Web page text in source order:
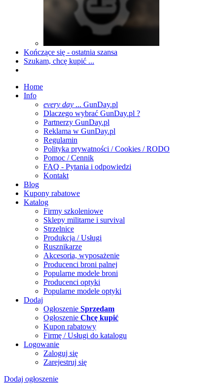
Kończące się - ostatnia szansa
Szukam, chcę kupić ...
Home
Info
every day ... GunDay.pl
Dlaczego wybrać GunDay.pl ?
Partnerzy GunDay.pl
Reklama w GunDay.pl
Regulamin
Polityka prywatności / Cookies / RODO
Pomoc / Cennik
FAQ - Pytania i odpowiedzi
Kontakt
Blog
Kupony rabatowe
Katalog
Firmy szkoleniowe
Sklepy militarne i survival
Strzelnice
Produkcja / Usługi
Rusznikarze
Akcesoria, wyposażenie
Producenci broni palnej
Popularne modele broni
Producenci optyki
Popularne modele optyki
Dodaj
Ogłoszenie Sprzedam
Ogłoszenie Chcę kupić
Kupon rabatowy
Firmę / Usługi do katalogu
Logowanie
Zaloguj się
Zarejestruj się
Dodaj ogłoszenie